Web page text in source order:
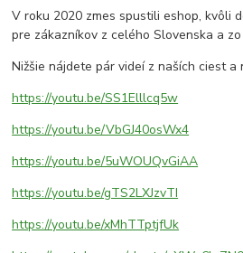
V roku 2020 zmes spustili eshop, kvôli
pre zákazníkov z celého Slovenska a
Nižšie nájdete pár videí z naších ciest a
https://youtu.be/SS1Elllcq5w
https://youtu.be/VbGJ40osWx4
https://youtu.be/5uWOUQvGiAA
https://youtu.be/gTS2LXJzvTI
https://youtu.be/xMhTTptjfUk